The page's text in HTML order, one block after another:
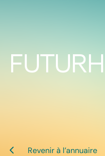
FUTURH
Revenir à l’annuaire